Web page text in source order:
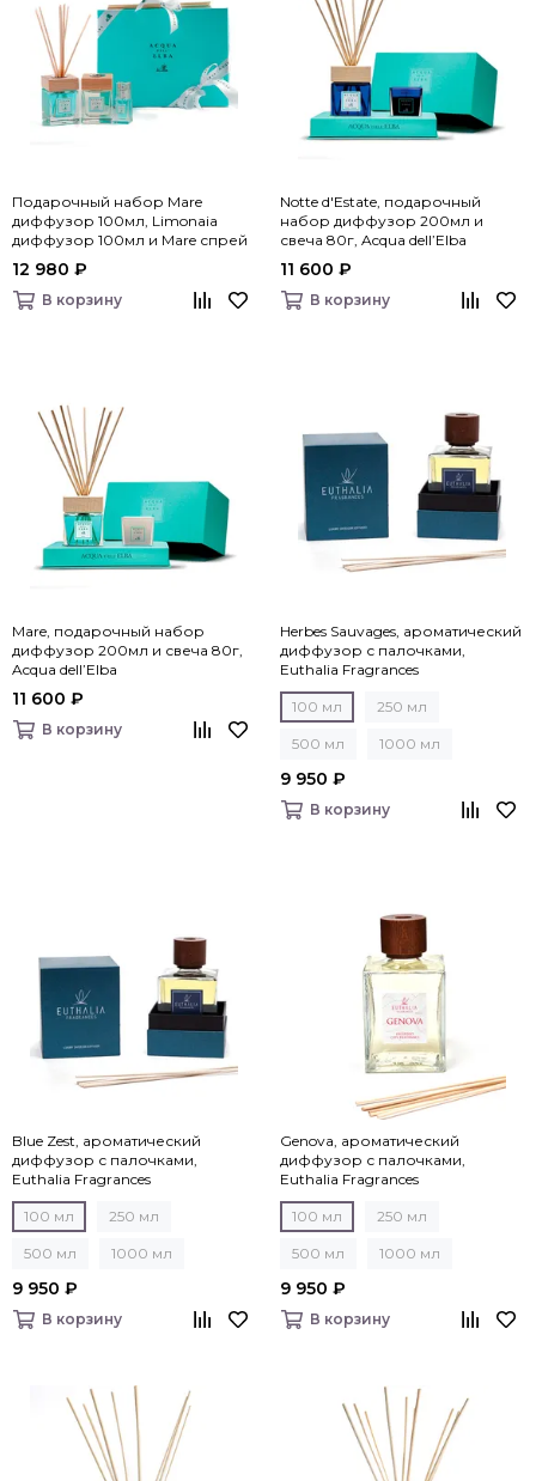
Подарочный набор Mare
диффузор 100мл, Limonaia
диффузор 100мл и Mare спрей
для дома 15мл, Acqua dell’Elba
12 980 ₽
В корзину
Notte d'Estate, подарочный
набор диффузор 200мл и
свеча 80г, Acqua dell’Elba
11 600 ₽
В корзину
Mare, подарочный набор
диффузор 200мл и свеча 80г,
Acqua dell’Elba
11 600 ₽
В корзину
Herbes Sauvages, ароматический
диффузор с палочками,
Euthalia Fragrances
100 мл 250 мл
500 мл 1000 мл
9 950 ₽
В корзину
Blue Zest, ароматический
диффузор с палочками,
Euthalia Fragrances
100 мл 250 мл
500 мл 1000 мл
9 950 ₽
В корзину
Genova, ароматический
диффузор с палочками,
Euthalia Fragrances
100 мл 250 мл
500 мл 1000 мл
9 950 ₽
В корзину